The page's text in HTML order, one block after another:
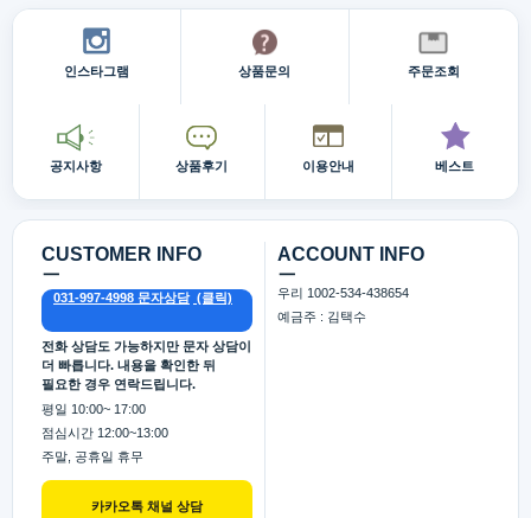
인스타그램 상품문의 주문조회
공지사항 상품후기 이용안내 베스트
CUSTOMER INFO
카카오톡 채널 상담
ㅡ
031-997-4998 문자상담
전화 상담도 가능하지만 문자 상담이
더 빠릅니다. 내용을 확인한 뒤
필요한 경우 연락드립니다.
평일 10:00~ 17:00
점심시간 12:00~13:00
주말, 공휴일 휴무
ACCOUNT INFO
ㅡ
우리 1002-534-438654
예금주 : 김택수